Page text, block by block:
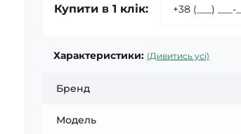
Купити в 1 клік:
Характеристики: (Дивитись усі)
Бренд
Модель